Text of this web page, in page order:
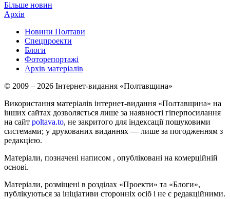
Більше новин
Архів
Новини Полтави
Спецпроекти
Блоги
Фоторепортажі
Архів матеріалів
© 2009 – 2026 Інтернет-видання «Полтавщина»
Використання матеріалів інтернет-видання «Полтавщина» на
інших сайтах дозволяється лише за наявності гіперпосилання
на сайт poltava.to, не закритого для індексації пошуковими
системами; у друкованих виданнях — лише за погодженням з
редакцією.
Матеріали, позначені написом , опубліковані на комерційній
основі.
Матеріали, розміщені в розділах «Проекти» та «Блоги»,
публікуються за ініціативи сторонніх осіб і не є редакційними.